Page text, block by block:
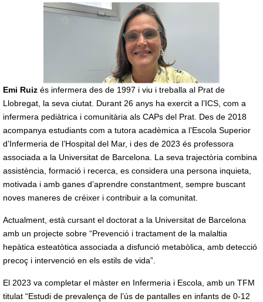
Emi Ruiz és infermera des de 1997 i viu i treballa al Prat de
Llobregat, la seva ciutat. Durant 26 anys ha exercit a l’ICS, com a
infermera pediàtrica i comunitària als CAPs del Prat. Des de 2018
acompanya estudiants com a tutora acadèmica a l’Escola Superior
d’Infermeria de l’Hospital del Mar, i des de 2023 és professora
associada a la Universitat de Barcelona. La seva trajectòria combina
assistència, formació i recerca, es considera una persona inquieta,
motivada i amb ganes d’aprendre constantment, sempre buscant
noves maneres de créixer i contribuir a la comunitat.
Actualment, està cursant el doctorat a la Universitat de Barcelona
amb un projecte sobre “Prevenció i tractament de la malaltia
hepàtica esteatòtica associada a disfunció metabòlica, amb detecció
precoç i intervenció en els estils de vida”.
El 2023 va completar el màster en Infermeria i Escola, amb un TFM
titulat “Estudi de prevalença de l’ús de pantalles en infants de 0-12